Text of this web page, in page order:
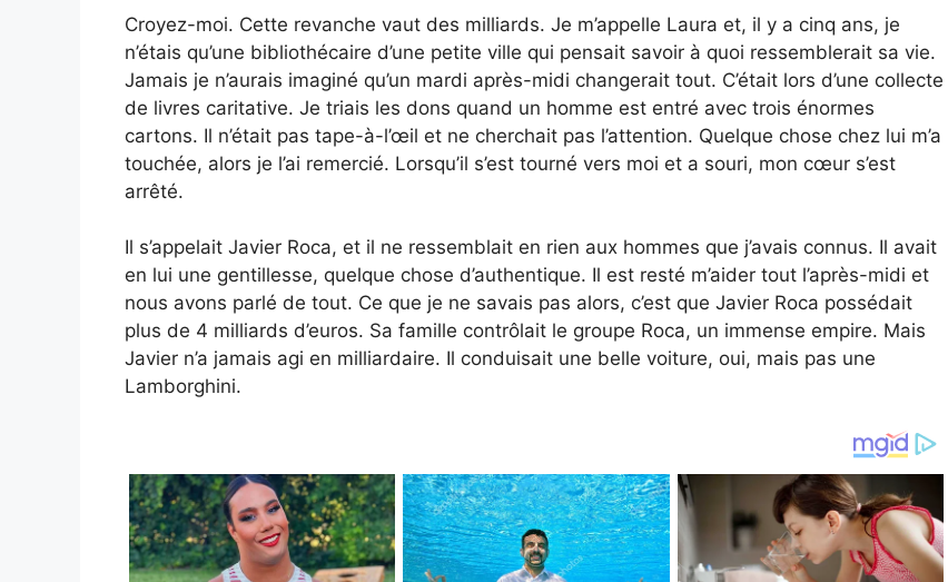
Croyez-moi. Cette revanche vaut des milliards. Je m’appelle Laura et, il y a cinq ans, je
n’étais qu’une bibliothécaire d’une petite ville qui pensait savoir à quoi ressemblerait sa vie.
Jamais je n’aurais imaginé qu’un mardi après-midi changerait tout. C’était lors d’une collecte
de livres caritative. Je triais les dons quand un homme est entré avec trois énormes
cartons. Il n’était pas tape-à-l’œil et ne cherchait pas l’attention. Quelque chose chez lui m’a
touchée, alors je l’ai remercié. Lorsqu’il s’est tourné vers moi et a souri, mon cœur s’est
arrêté.
Il s’appelait Javier Roca, et il ne ressemblait en rien aux hommes que j’avais connus. Il avait
en lui une gentillesse, quelque chose d’authentique. Il est resté m’aider tout l’après-midi et
nous avons parlé de tout. Ce que je ne savais pas alors, c’est que Javier Roca possédait
plus de 4 milliards d’euros. Sa famille contrôlait le groupe Roca, un immense empire. Mais
Javier n’a jamais agi en milliardaire. Il conduisait une belle voiture, oui, mais pas une
Lamborghini.